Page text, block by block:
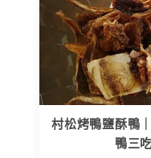
村松烤鴨鹽酥鴨
鴨三